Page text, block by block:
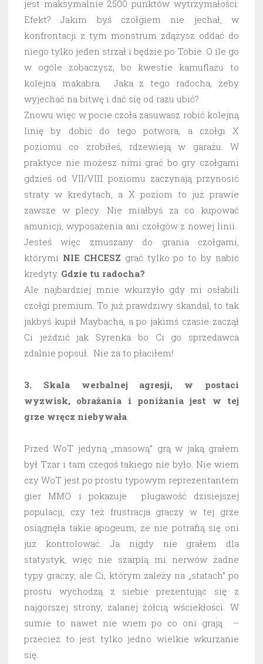
jest maksymalnie 2500 punktów wytrzymałości.
Efekt? Jakim byś czołgiem nie jechał, w
konfrontacji z tym monstrum zdążysz oddać do
niego tylko jeden strzał i będzie po Tobie. O ile go
w ogóle zobaczysz, bo kwestie kamuflażu to
kolejna makabra. Jaka z tego radocha, żeby
wyjechać na bitwę i dać się od razu ubić?
Znowu więc w pocie czoła zasuwasz robić kolejną
linię by dobić do tego potwora, a czołgi X
poziomu co zrobiłeś, rdzewieją w garażu. W
praktyce nie możesz nimi grać bo gry czołgami
gdzieś od VII/VIII poziomu zaczynają przynosić
straty w kredytach, a X poziom to już prawie
zawsze w plecy. Nie miałbyś za co kupować
amunicji, wyposażenia ani czołgów z nowej linii.
Jesteś więc zmuszany do grania czołgami,
którymi NIE CHCESZ grać tylko po to by nabić
kredyty. Gdzie tu radocha?
Ale najbardziej mnie wkurzyło gdy mi osłabili
czołgi premium. To już prawdziwy skandal, to tak
jakbyś kupił Maybacha, a po jakimś czasie zaczął
Ci jeździć jak Syrenka bo Ci go sprzedawca
zdalnie popsuł. Nie za to płaciłem!
3. Skala werbalnej agresji, w postaci
wyzwisk, obrażania i poniżania jest w tej
grze wręcz niebywała.
Przed WoT jedyną „masową” grą w jaką grałem
był Tzar i tam czegoś takiego nie było. Nie wiem
czy WoT jest po prostu typowym reprezentantem
gier MMO i pokazuje plugawość dzisiejszej
populacji, czy też frustracja graczy w tej grze
osiągnęła takie apogeum, że nie potrafią się oni
już kontrolować. Ja nigdy nie grałem dla
statystyk, więc nie szarpią mi nerwów żadne
typy graczy, ale Ci, którym zależy na „statach” po
prostu wychodzą z siebie prezentując się z
najgorszej strony, zalanej żółcią wściekłości. W
sumie to nawet nie wiem po co oni grają –
przecież to jest tylko jedno wielkie wkurzanie
się.